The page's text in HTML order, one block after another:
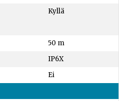
Kyllä
50 m
IP6X
Ei